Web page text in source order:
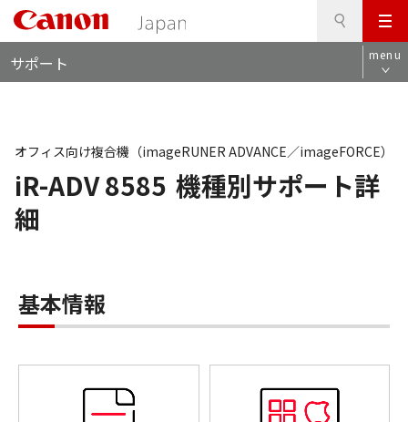
メ
ニ
ュ
サポート menu
iR-ADV 8585 機種別サポート詳
細
オフィス向け複合機（imageRUNER ADVANCE／imageFORCE）
基本情報